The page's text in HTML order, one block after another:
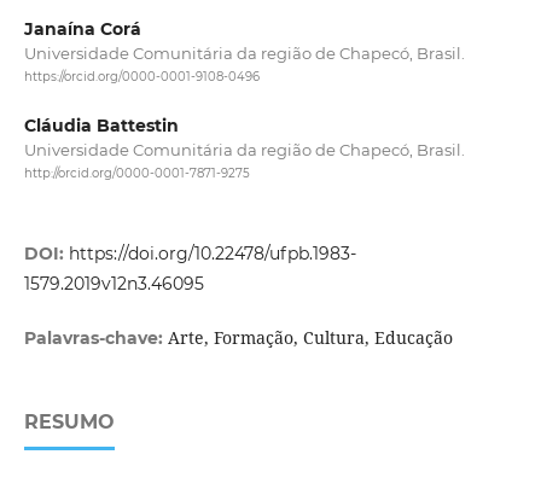
Janaína Corá
Universidade Comunitária da região de Chapecó, Brasil.
https://orcid.org/0000-0001-9108-0496
Cláudia Battestin
Universidade Comunitária da região de Chapecó, Brasil.
http://orcid.org/0000-0001-7871-9275
DOI: https://doi.org/10.22478/ufpb.1983-
1579.2019v12n3.46095
Palavras-chave: Arte, Formação, Cultura, Educação
RESUMO